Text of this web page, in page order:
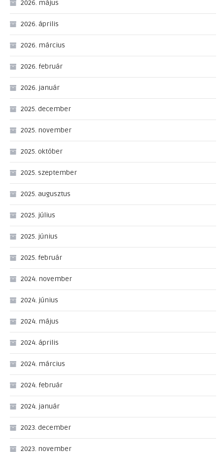
2026. május
2026. április
2026. március
2026. február
2026. január
2025. december
2025. november
2025. október
2025. szeptember
2025. augusztus
2025. július
2025. június
2025. február
2024. november
2024. június
2024. május
2024. április
2024. március
2024. február
2024. január
2023. december
2023. november